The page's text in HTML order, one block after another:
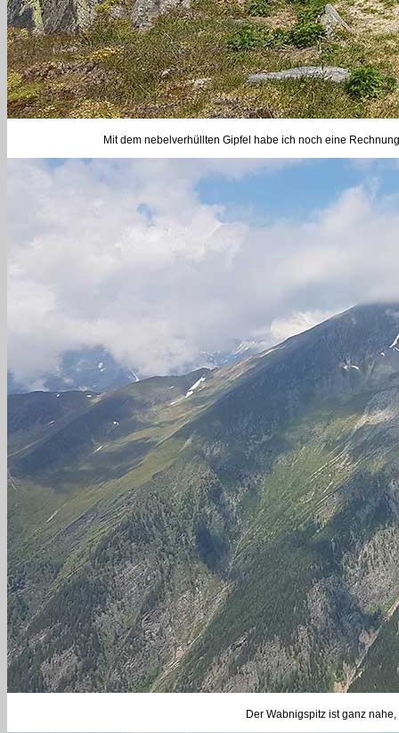
Mit dem nebelverhüllten Gipfel habe ich noch eine
Der Wabnigspitz ist ganz